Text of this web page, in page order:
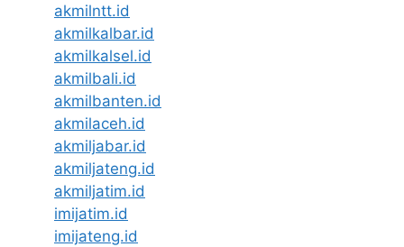
akmilntt.id
akmilkalbar.id
akmilkalsel.id
akmilbali.id
akmilbanten.id
akmilaceh.id
akmiljabar.id
akmiljateng.id
akmiljatim.id
imijatim.id
imijateng.id